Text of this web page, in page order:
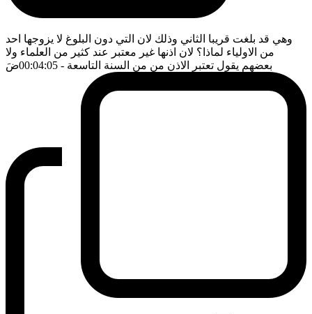
وهي قد بلغت قريبا الثاني وذلك لان التي دون البلوغ لا يزوجها احد
من الاولياء لماذا؟ لان اذنها غير معتبر عند كثير من العلماء ولا
بعضهم يقول تعتبر الاذن من من السنة التاسعة - 00:04:05 ضَ